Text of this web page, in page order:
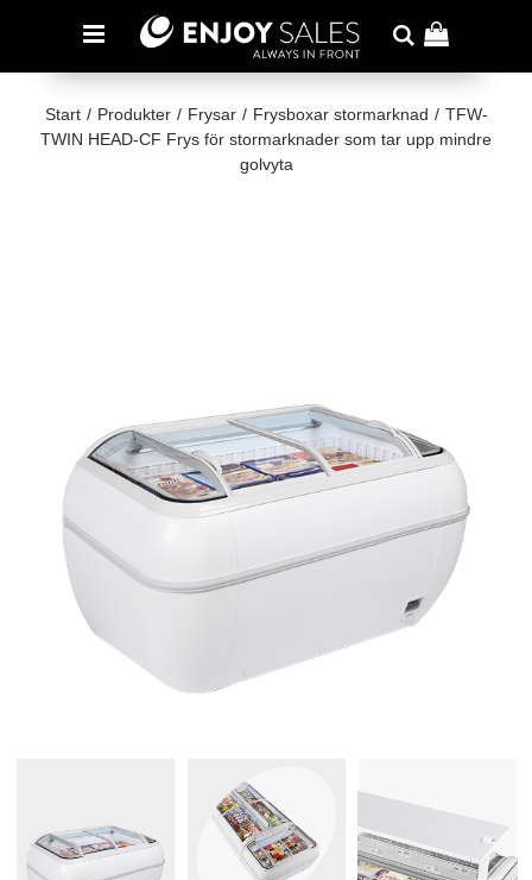
Start / Produkter / Frysar / Frysboxar stormarknad / TFW-
TWIN HEAD-CF Frys för stormarknader som tar upp mindre
golvyta